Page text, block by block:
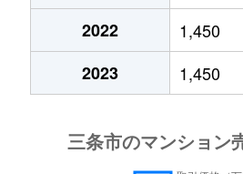
2022
1,450
2023
1,450